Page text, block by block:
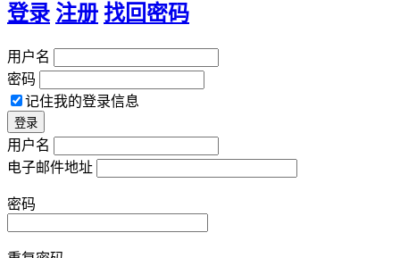
登录 注册 找回密码
用户名
密码
记住我的登录信息
用户名
电子邮件地址
密码